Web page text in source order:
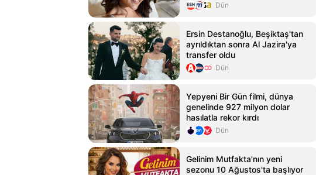
Dün
Ersin Destanoğlu, Beşiktaş'tan
ayrıldıktan sonra Al Jazira'ya
transfer oldu
Dün
Yepyeni Bir Gün filmi, dünya
genelinde 927 milyon dolar
hasılatla rekor kırdı
Dün
Gelinim Mutfakta'nın yeni
sezonu 10 Ağustos'ta başlıyor